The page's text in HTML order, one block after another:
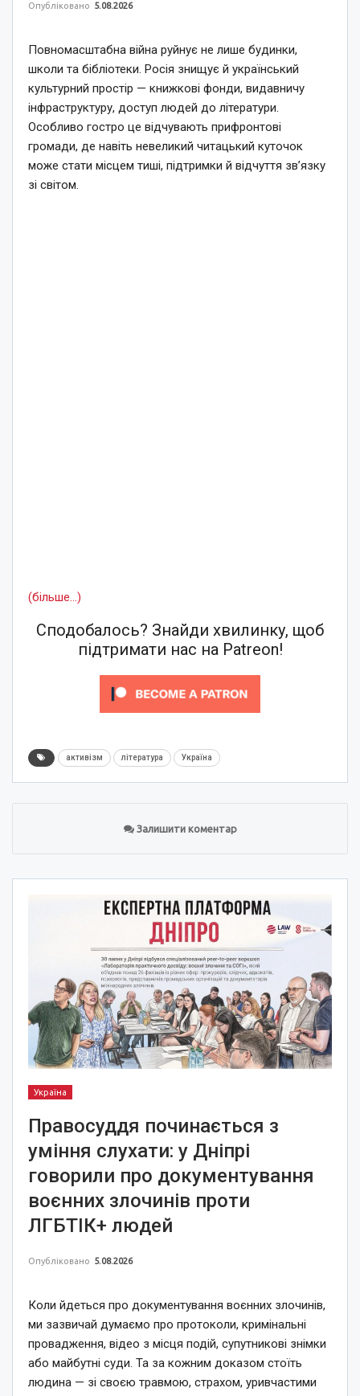
Опубліковано 5.08.2026
Повномасштабна війна руйнує не лише будинки,
школи та бібліотеки. Росія знищує й український
культурний простір — книжкові фонди, видавничу
інфраструктуру, доступ людей до літератури.
Особливо гостро це відчувають прифронтові
громади, де навіть невеликий читацький куточок
може стати місцем тиші, підтримки й відчуття зв’язку
зі світом.
(більше…)
Сподобалось? Знайди хвилинку, щоб
підтримати нас на Patreon!
активізм література Україна
Залишити коментар
Україна
Правосуддя починається з
уміння слухати: у Дніпрі
говорили про документування
воєнних злочинів проти
ЛГБТІК+ людей
Опубліковано 5.08.2026
Коли йдеться про документування воєнних злочинів,
ми зазвичай думаємо про протоколи, кримінальні
провадження, відео з місця подій, супутникові знімки
або майбутні суди. Та за кожним доказом стоїть
людина — зі своєю травмою, страхом, уривчастими